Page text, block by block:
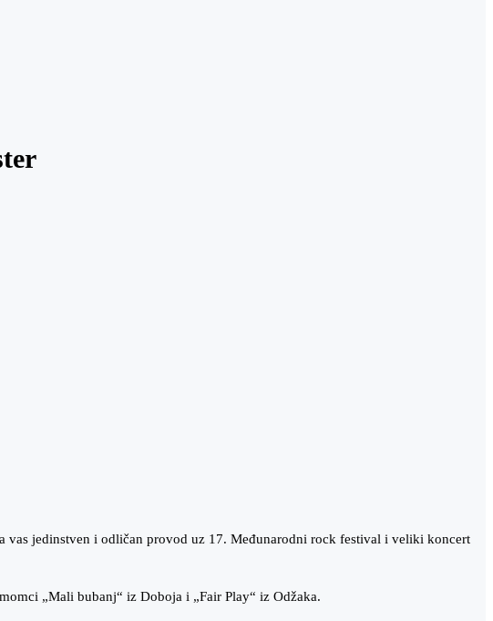
vas jedinstven i odličan provod uz 17. Međunarodni rock festival i veliki koncert
„Mali bubanj“ iz Doboja i „Fair Play“ iz Odžaka.